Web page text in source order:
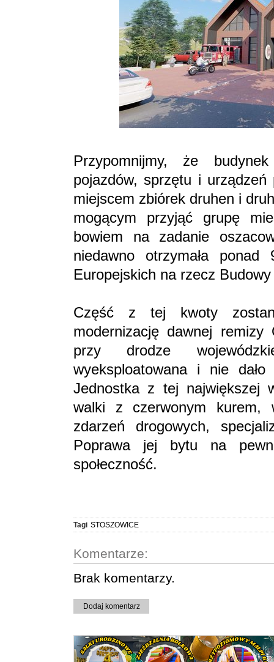
Przypomnijmy, że
pojazdów, sprzętu i
miejscem zbiórek druhen i
mogącym przyjąć grupę
bowiem na zadanie
niedawno otrzymała
Europejskich na rzecz
Część z tej kwoty
modernizację dawnej
przy drodze
wyeksploatowana i nie
Jednostka z tej największej
walki z czerwonym kurem,
zdarzeń drogowych,
Poprawa jej bytu na
społeczność.
Tagi STOSZOWICE
Komentarze:
Brak komentarzy.
Dodaj komentarz